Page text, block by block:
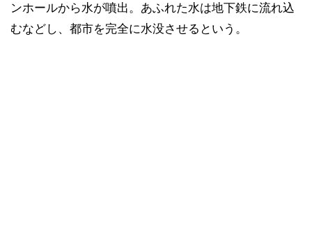
ンホールから水が噴出。あふれた水は地下鉄に流れ込
むなどし、都市を完全に水没させるという。